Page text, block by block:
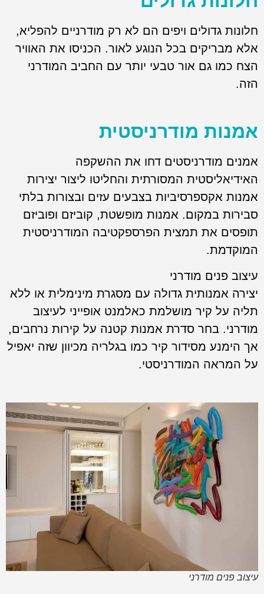
חלונות גדולים ויפים הם לא רק מודרניים להפליא,
אלא מבריקים בכל הנוגע לאור. הכניסו את האוויר
הצח כמו גם אור טבעי יותר עם החביב המודרני
הזה.
אמנות מודרניסטית
אמנים מודרניסטים דחו את ההשקפה
האידיאליסטית המסורתית והחליטו ליצור יצירות
אמנות אקספרסיביות בצבעים עזים ובצורות בלתי
סבירות במקום. אמנות מופשטת, קוביזם ופוביזם
תופסים את תמצית הפרספקטיבה המודרניסטית
המוקדמת.
עיצוב פנים מודרני
יצירה אמנותית גדולה עם מסגרת מינימלית או ללא
תליה על קיר מושלמת כאלמנט אופייני לעיצוב
מודרני. בחר סדרת אמנות קטנה על קירות נרחבים,
אך הימנע מסידור קיר כמו בגלריה מכיוון שזה יאפיל
על המראה המודרניסטי.
עיצוב פנים מודרני